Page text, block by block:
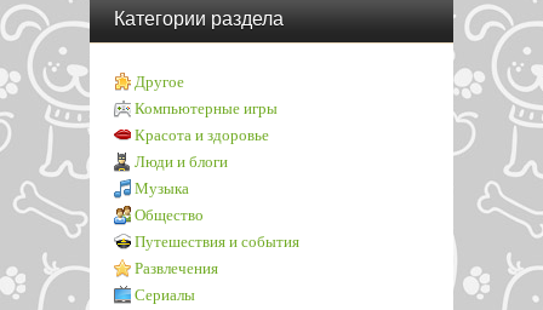
Категории раздела
Другое
Компьютерные игры
Красота и здоровье
Люди и блоги
Музыка
Общество
Путешествия и события
Развлечения
Сериалы